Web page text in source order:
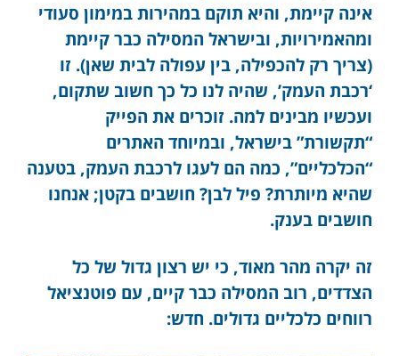
אינה קיימת, והיא תוקם במהירות במימון סעודי
ומהאמירויות, ובישראל המסילה כבר קיימת
(צריך רק להכפילה, בין עפולה לבית שאן). זו
‘רכבת העמק’, שהיה לנו כל כך חשוב שתקום,
ועכשיו מבינים למה. זוכרים את הפייק
“תקשורת” בישראל, ובמיוחד האתרים
“הכלכליים”, כמה הם לעגו לרכבת העמק, בטענה
שהיא מיותרת? פיל לבן? חושבים בקטן; אנחנו
חושבים בענק.
זה יקרה מהר מאוד, כי יש רצון גדול של כל
הצדדים, רוב המסילה כבר קיים, עם פוטנציאל
רווחים כלכליים גדולים. חדש: